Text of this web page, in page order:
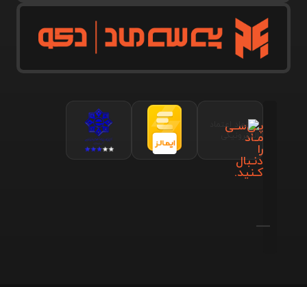
پـی‌سـی
مـاد
را
دنـبال
کـنید.